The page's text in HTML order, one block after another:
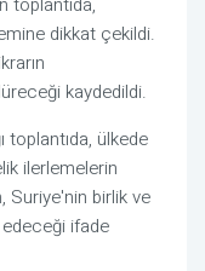
dikkat çekildi.
kaydedildi.
toplantıda, ülkede
ilerlemelerin
Suriye'nin birlik ve
ifade